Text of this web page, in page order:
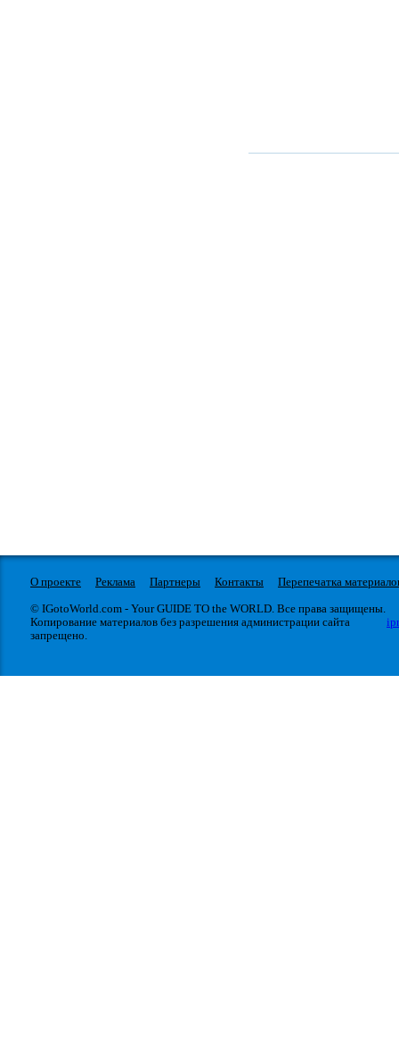
О проекте Реклама Партнеры Контакты
Перепечатка
© IGotoWorld.com - Your GUIDE TO the WORLD. Все права защищены.
Копирование материалов без разрешения администрации сайта
запрещено.